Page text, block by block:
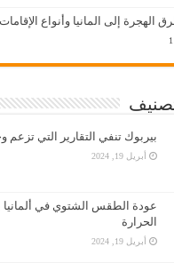
إلى المانيا وأنواع الإقامات
1
بيربوك تنفي التقارير التي تزعم
أبريل 19, 2024
عودة الطقس الشتوي في ألمانيا
الحرارة
أبريل 19, 2024